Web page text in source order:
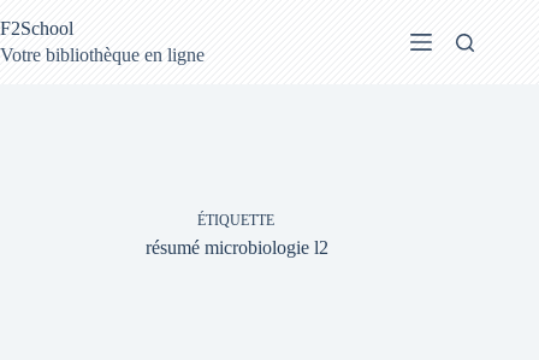
au
contenu
F2School
Votre bibliothèque en ligne
ÉTIQUETTE
résumé microbiologie l2